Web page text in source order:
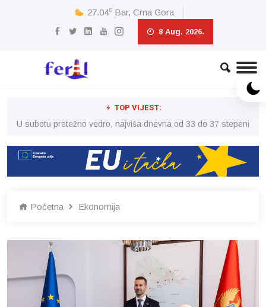
27.04c Bar, Crna Gora
8 Aug. 2026.
TOP VIJEST:
U subotu pretežno vedro, najviša dnevna od 33 do 37 stepeni
Početna Ekonomija